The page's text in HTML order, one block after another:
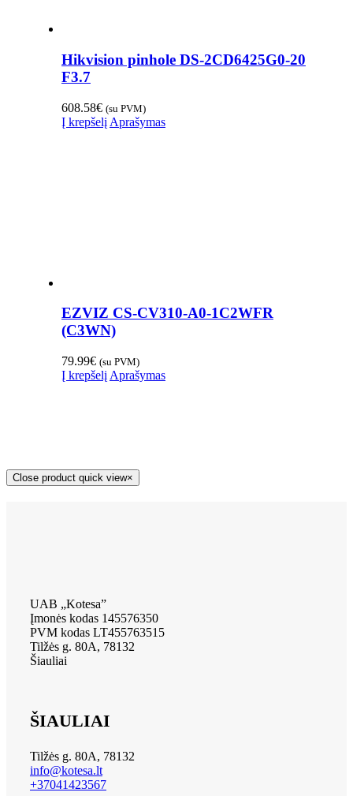
Hikvision pinhole DS-2CD6425G0-20
F3.7
608.58€ (su PVM)
Į krepšelį Aprašymas
EZVIZ CS-CV310-A0-1C2WFR
(C3WN)
79.99€ (su PVM)
Į krepšelį Aprašymas
Close product quick view×
UAB „Kotesa”
Įmonės kodas 145576350
PVM kodas LT455763515
Tilžės g. 80A, 78132
Šiauliai
ŠIAULIAI
Tilžės g. 80A, 78132
info@kotesa.lt
+37041423567